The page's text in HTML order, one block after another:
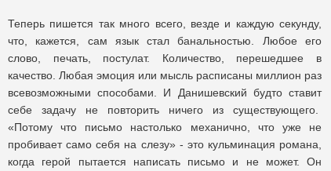
Теперь пишется так много всего, везде и каждую секунду,
что, кажется, сам язык стал банальностью. Любое его
слово, печать, постулат. Количество, перешедшее в
качество. Любая эмоция или мысль расписаны миллион раз
всевозможными способами. И Данишевский будто ставит
себе задачу не повторить ничего из существующего.
«Потому что письмо настолько механично, что уже не
пробивает само себя на слезу» - это кульминация романа,
когда герой пытается написать письмо и не может. Он